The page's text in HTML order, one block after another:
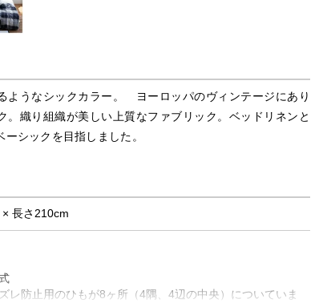
ようなシックカラー。 ヨーロッパのヴィンテージにあり
。織り組織が美しい上質なファブリック。ベッドリネンと
シックを目指しました。
長さ210cm
レ防止用のひもが8ヶ所（4隅、4辺の中央）についていま